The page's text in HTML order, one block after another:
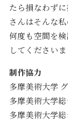
たら損なわず
さんはそんな
何度も空間を
してくださいま
制作協力
多摩美術大学
多摩美術大学
多摩美術大学